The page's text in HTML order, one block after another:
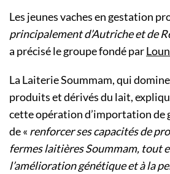
Les jeunes vaches en gestation
principalement d’Autriche et de
a précisé le groupe fondé par
La Laiterie Soummam, qui
produits et dérivés du lait,
cette opération d’importation de
de « renforcer ses capacités de
fermes laitières Soummam, tout
l’amélioration génétique et à la